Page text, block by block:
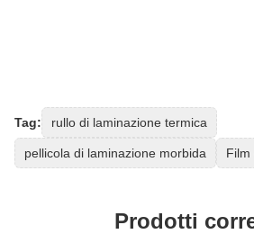
Tag: rullo di laminazione termica
pellicola di laminazione morbida Film
Prodotti